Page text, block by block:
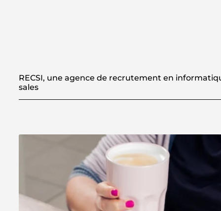
RECSI, une agence de recrutement en
sales